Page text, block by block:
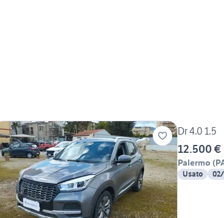
Dr 4.0 1.5
12.500 €
Palermo (
Usato